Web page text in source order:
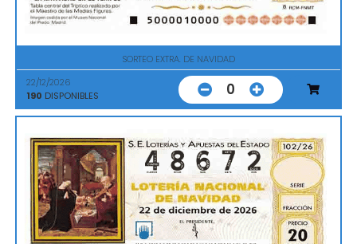
SORTEO EXTRA. DE NAVIDAD
22/12/2026
190 DISPONIBLES 0